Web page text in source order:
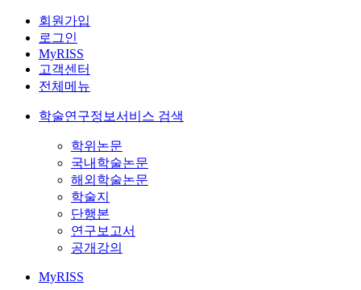
회원가입
로그인
MyRISS
고객센터
전체메뉴
학술연구정보서비스 검색
학위논문
국내학술논문
해외학술논문
학술지
단행본
연구보고서
공개강의
MyRISS